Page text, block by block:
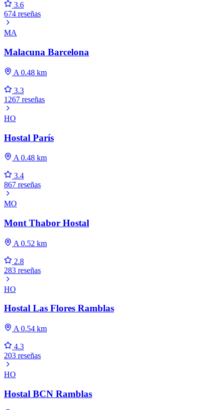
3.6
674 reseñas
MA
Malacuna Barcelona
A 0.48 km
3.3
1267 reseñas
HO
Hostal París
A 0.48 km
3.4
867 reseñas
MO
Mont Thabor Hostal
A 0.52 km
2.8
283 reseñas
HO
Hostal Las Flores Ramblas
A 0.54 km
4.3
203 reseñas
HO
Hostal BCN Ramblas